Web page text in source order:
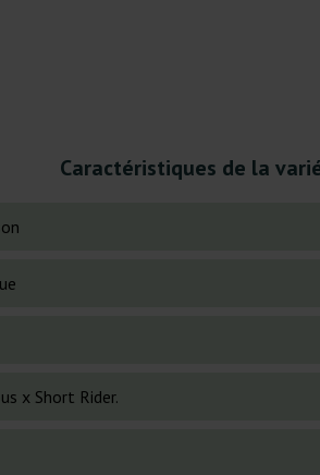
Caractéristiques de la
x Short Rider.